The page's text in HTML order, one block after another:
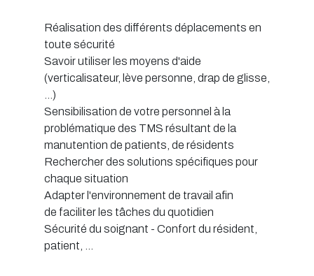
Réalisation des différents déplacements en
toute sécurité
Savoir utiliser les moyens d'aide
(verticalisateur, lève personne, drap de glisse,
...)
Sensibilisation de votre personnel à la
problématique des TMS résultant de la
manutention de patients, de résidents
Rechercher des solutions spécifiques pour
chaque situation
Adapter l'environnement de travail afin
de faciliter les tâches du quotidien
Sécurité du soignant - Confort du résident,
patient, ...